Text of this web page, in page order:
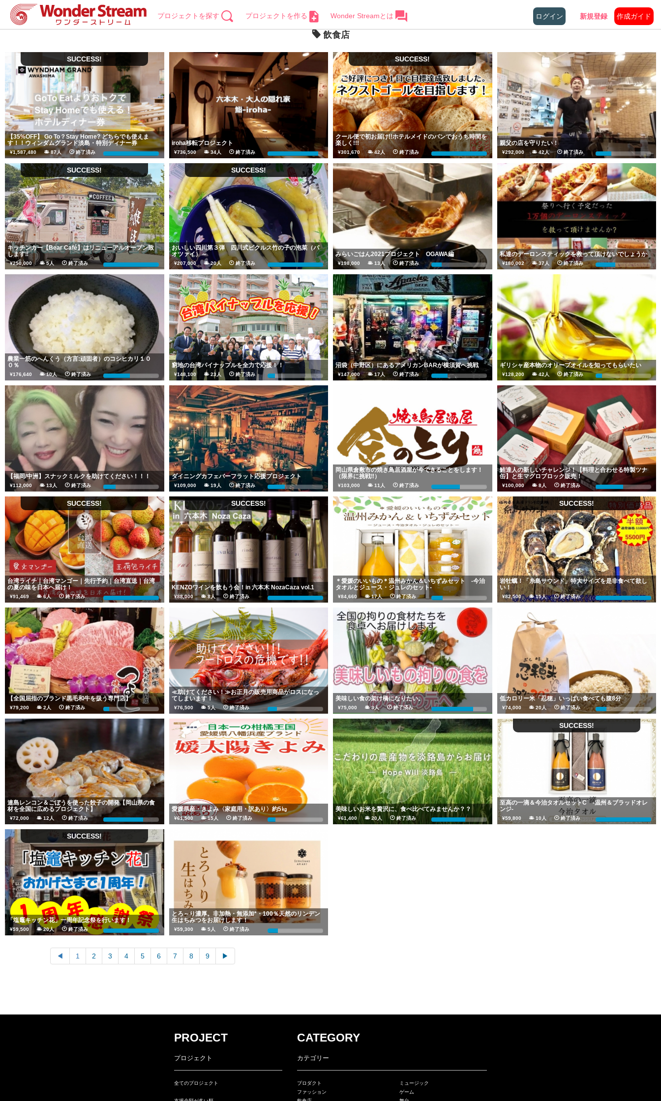
プロジェクトを探す プロジェクトを作る Wonder Streamとは ログイン 新規登録 作成ガイド
飲食店
【35%OFF】 Go To？Stay Home? どちらでも使えま
す！！ウィンダムグランド淡島・特別ディナー券
¥1,587,480 87人 終了済み 317%
SUCCESS!
iroha移転プロジェクト
¥736,500 34人 終了済み 92%
クール便で初お届け!!ホテルメイドのパンでおうち時間を
楽しく!!!
¥301,670 42人 終了済み 603%
SUCCESS!
親父の店を守りたい！
¥292,000 42人 終了済み 29%
キッチンカー【Bear Café】はリニューアルオープン致
します‼
¥250,000 5人 終了済み 125%
SUCCESS!
おいしい四川第３弾 四川式ピクルス竹の子の泡菜（パ
オツァイ）～
¥207,000 20人 終了済み 690%
SUCCESS!
みらいごはん2021プロジェクト OGAWA編
¥198,000 13人 終了済み 19%
私達のデーロンスティックを救って頂けないでしょうか
¥180,002 37人 終了済み 36%
農業一筋のへんくう（方言:頑固者）のコシヒカリ１０
０％
¥176,640 10人 終了済み 48%
窮地の台湾パイナップルを全力で応援！！
¥148,100 23人 終了済み 14%
沼袋（中野区）にあるアメリカンBARが横須賀へ挑戦
¥147,000 17人 終了済み 29%
ギリシャ産本物のオリーブオイルを知ってもらいたい
¥128,200 42人 終了済み 12%
【福岡/中洲】スナックミルクを助けてください！！！
¥112,000 13人 終了済み 22%
ダイニングカフェバーフラット応援プロジェクト
¥109,000 19人 終了済み 31%
岡山県倉敷市の焼き鳥居酒屋が今できることをします！
（限界に挑戦‼）
¥103,000 11人 終了済み 51%
鮪達人の新しいチャレンジ！【料理と合わせる特製ツナ
缶】と生マグロブロック販売！
¥100,000 8人 終了済み 50%
台湾ライチ｜台湾マンゴー｜先行予約｜台湾直送｜台湾
の夏の味を日本へ届け！
¥91,469 6人 終了済み 914%
SUCCESS!
KENZOワインを飲もう会！in 六本木 NozaCaza vol.1
¥88,000 8人 終了済み 100%
SUCCESS!
＊愛媛のいいもの＊温州みかん＆いちずみセット -今治
タオルとジュース・ジュレのセット-
¥84,660 17人 終了済み 20%
岩牡蠣！「糸島サウンド」特大サイズを是非食べて欲し
い！
¥82,500 15人 終了済み 165%
SUCCESS!
【全国屈指のブランド黒毛和牛を扱う専門店】
¥79,200 2人 終了済み 11%
≪助けてください！≫お正月の販売用商品がロスになっ
てしまいます！
¥76,500 5人 終了済み 17%
美味しい食の架け橋になりたい。
¥75,000 3人 終了済み 75%
低カロリー米「忍穂」いっぱい食べても腹8分
¥74,000 20人 終了済み 20%
連島レンコン＆ごぼうを使った餃子の開発【岡山県の食
材を全国に広めるプロジェクト】
¥72,000 12人 終了済み 72%
愛媛県産・きよみ〈家庭用・訳あり〉約5㎏
¥61,500 15人 終了済み 15%
美味しいお米を贅沢に、食べ比べてみませんか？？
¥61,400 20人 終了済み 61%
至高の一滴＆今治タオルセットC -温州＆ブラッドオレ
ンジ-
¥59,800 10人 終了済み 119%
SUCCESS!
「塩竈キッチン花」一周年記念祭を行います！
¥59,500 20人 終了済み 119%
SUCCESS!
とろ～り濃厚。非加熱・無添加*・100％天然のリンデン
生はちみつをお届けします！
¥59,300 5人 終了済み 19%
◀︎ 1 2 3 4 5 6 7 8 9 ▶︎
PROJECT
プロジェクト
全てのプロジェクト
CATEGORY
カテゴリー
プロダクト
ファッション
ミュージック
ゲーム